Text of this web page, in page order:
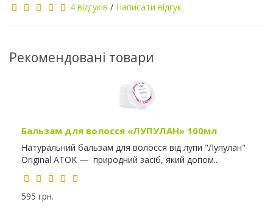
4 відгуків / Написати відгук
Рекомендовані товари
Бальзам для волосся «ЛУПУЛАН» 100мл
Натуральний бальзам для волосся від лупи "Лупулан"
Original ATOK — природний засіб, який допом..
595 грн.